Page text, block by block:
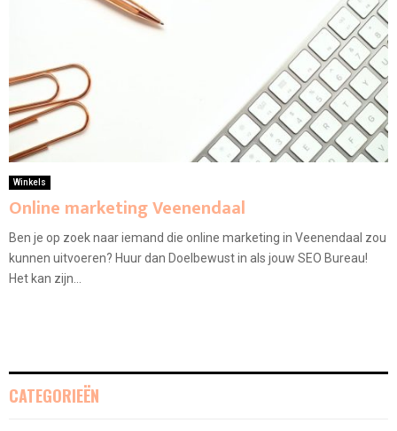
Winkels
Online marketing Veenendaal
Ben je op zoek naar iemand die online marketing in Veenendaal zou
kunnen uitvoeren? Huur dan Doelbewust in als jouw SEO Bureau!
Het kan zijn...
CATEGORIEËN